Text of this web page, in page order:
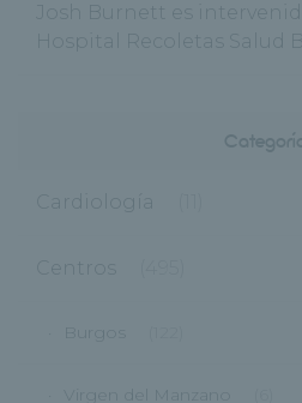
Josh Burnett es
Hospital Recoletas Salud
Cardiología
Centros
Burgos
Virgen del Manzano